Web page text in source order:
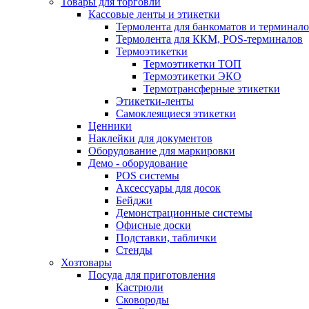
Кассовые ленты и этикетки
Термолента для банкоматов и
Термолента для ККМ, POS-терминалов
Термоэтикетки
Термоэтикетки ТОП
Термоэтикетки ЭКО
Термотрансферные этикетки
Этикетки-ленты
Самоклеящиеся этикетки
Ценники
Наклейки для документов
Оборудование для маркировки
Демо - оборудование
POS системы
Аксессуары для досок
Бейджи
Демонстрационные системы
Офисные доски
Подставки, таблички
Стенды
Хозтовары
Посуда для приготовления
Кастрюли
Сковороды